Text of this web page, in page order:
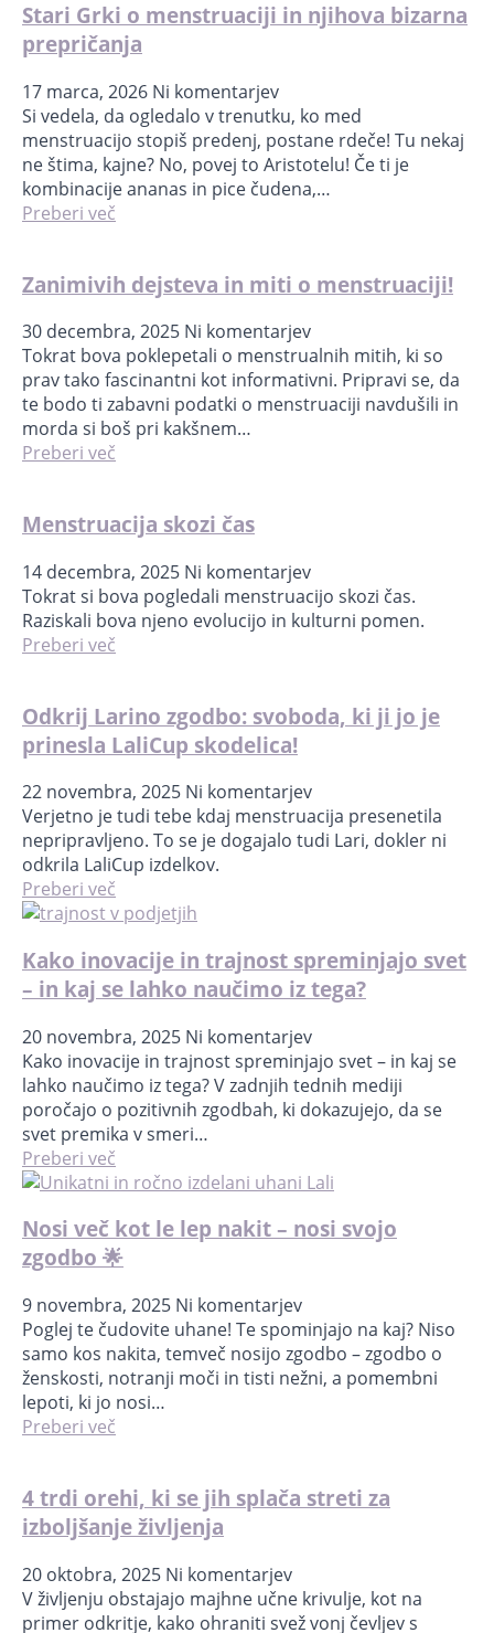
Stari Grki o menstruaciji in njihova bizarna
prepričanja
17 marca, 2026 Ni komentarjev
Si vedela, da ogledalo v trenutku, ko med
menstruacijo stopiš predenj, postane rdeče! Tu nekaj
ne štima, kajne? No, povej to Aristotelu! Če ti je
kombinacije ananas in pice čudena,…
Preberi več
Zanimivih dejsteva in miti o menstruaciji!
30 decembra, 2025 Ni komentarjev
Tokrat bova poklepetali o menstrualnih mitih, ki so
prav tako fascinantni kot informativni. Pripravi se, da
te bodo ti zabavni podatki o menstruaciji navdušili in
morda si boš pri kakšnem…
Preberi več
Menstruacija skozi čas
14 decembra, 2025 Ni komentarjev
Tokrat si bova pogledali menstruacijo skozi čas.
Raziskali bova njeno evolucijo in kulturni pomen.
Preberi več
Odkrij Larino zgodbo: svoboda, ki ji jo je
prinesla LaliCup skodelica!
22 novembra, 2025 Ni komentarjev
Verjetno je tudi tebe kdaj menstruacija presenetila
nepripravljeno. To se je dogajalo tudi Lari, dokler ni
odkrila LaliCup izdelkov.
Preberi več
Kako inovacije in trajnost spreminjajo svet
– in kaj se lahko naučimo iz tega?
20 novembra, 2025 Ni komentarjev
Kako inovacije in trajnost spreminjajo svet – in kaj se
lahko naučimo iz tega? V zadnjih tednih mediji
poročajo o pozitivnih zgodbah, ki dokazujejo, da se
svet premika v smeri…
Preberi več
Nosi več kot le lep nakit – nosi svojo
zgodbo 🌟
9 novembra, 2025 Ni komentarjev
Poglej te čudovite uhane! Te spominjajo na kaj? Niso
samo kos nakita, temveč nosijo zgodbo – zgodbo o
ženskosti, notranji moči in tisti nežni, a pomembni
lepoti, ki jo nosi…
Preberi več
4 trdi orehi, ki se jih splača streti za
izboljšanje življenja
20 oktobra, 2025 Ni komentarjev
V življenju obstajajo majhne učne krivulje, kot na
primer odkritje, kako ohraniti svež vonj čevljev s